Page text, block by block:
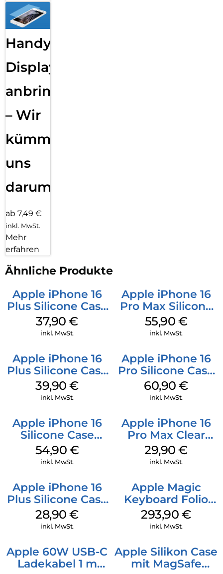
Handy
Displayfolie
anbringen
– Wir
kümmern
uns
darum!
ab 7,49 €
inkl. MwSt.
Mehr
erfahren
Ähnliche Produkte
Apple iPhone 16
Plus Silicone Case
MagSafe Lake
Green
37,90€
inkl. MwSt.
Apple iPhone 16
Pro Max Silicone
Case MagSafe
Stone Gray
55,90 €
inkl. MwSt.
Apple iPhone 16
Plus Silicone Case
MagSafe Plum
39,90€
inkl. MwSt.
Apple iPhone 16
Pro Silicone Case
MagSafe Stone
Gray
60,90€
inkl. MwSt.
Apple iPhone 16
Silicone Case
MagSafe Lake
Green
54,90 €
inkl. MwSt.
Apple iPhone 16
Pro Max Clear
Case MagSafe
Transparent
29,90€
inkl. MwSt.
Apple iPhone 16
Plus Silicone Case
MagSafe Black
28,90€
inkl. MwSt.
Apple Magic
Keyboard Folio
iPad 10.9″ (10.Gen.)
Weiß
293,90€
inkl. MwSt.
Apple 60W USB-C
Ladekabel 1 m
Apple Silikon Case
mit MagSafe